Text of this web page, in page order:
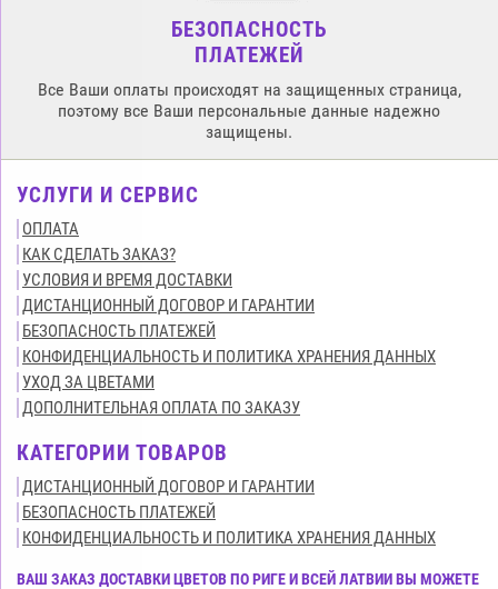
БЕЗОПАСНОСТЬ
ПЛАТЕЖЕЙ
Все Ваши оплаты происходят на защищенных страница,
поэтому все Ваши персональные данные надежно
защищены.
УСЛУГИ И СЕРВИС
ОПЛАТА
КАК СДЕЛАТЬ ЗАКАЗ?
УСЛОВИЯ И ВРЕМЯ ДОСТАВКИ
ДИСТАНЦИОННЫЙ ДОГОВОР И ГАРАНТИИ
БЕЗОПАСНОСТЬ ПЛАТЕЖЕЙ
КОНФИДЕНЦИАЛЬНОСТЬ И ПОЛИТИКА ХРАНЕНИЯ ДАННЫХ
УХОД ЗА ЦВЕТАМИ
ДОПОЛНИТЕЛЬНАЯ ОПЛАТА ПО ЗАКАЗУ
КАТЕГОРИИ ТОВАРОВ
ДИСТАНЦИОННЫЙ ДОГОВОР И ГАРАНТИИ
БЕЗОПАСНОСТЬ ПЛАТЕЖЕЙ
КОНФИДЕНЦИАЛЬНОСТЬ И ПОЛИТИКА ХРАНЕНИЯ ДАННЫХ
ВАШ ЗАКАЗ ДОСТАВКИ ЦВЕТОВ ПО РИГЕ И ВСЕЙ ЛАТВИИ ВЫ МОЖЕТЕ